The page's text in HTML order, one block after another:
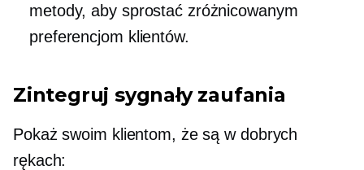
metody, aby sprostać zróżnicowanym
preferencjom klientów.
Zintegruj sygnały zaufania
Pokaż swoim klientom, że są w dobrych
rękach: